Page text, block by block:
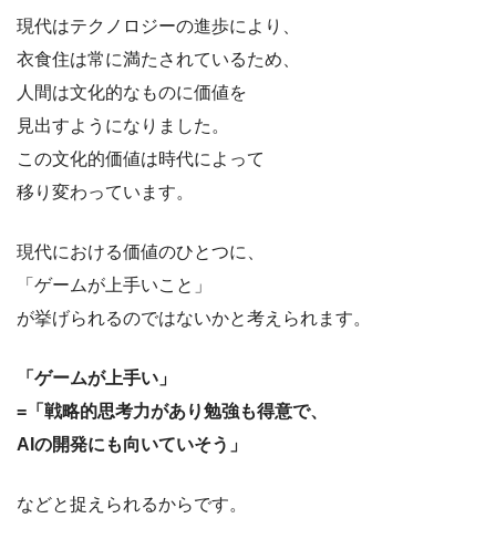
現代はテクノロジーの進歩により、
衣食住は常に満たされているため、
人間は文化的なものに価値を
見出すようになりました。
この文化的価値は時代によって
移り変わっています。
現代における価値のひとつに、
「ゲームが上手いこと」
が挙げられるのではないかと考えられます。
「ゲームが上手い」
=「戦略的思考力があり勉強も得意で、
AIの開発にも向いていそう」
などと捉えられるからです。